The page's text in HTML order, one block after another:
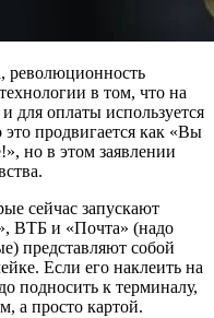
революционность
в том, что на
для оплаты используется
продвигается как «Вы
но в этом заявлении
сейчас запускают
ВТБ и «Почта» (надо
представляют собой
Если его наклеить на
подносить к терминалу,
а просто картой.